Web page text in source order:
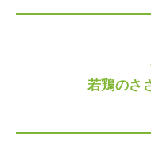
若鶏のさ